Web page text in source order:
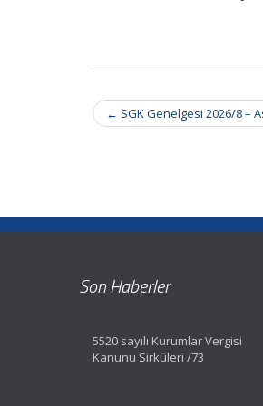
Post
navigation
← SGK Genelgesi 2026/8 –
Son Haberler
5520 sayılı Kurumlar Vergisi
Kanunu Sirküleri /73